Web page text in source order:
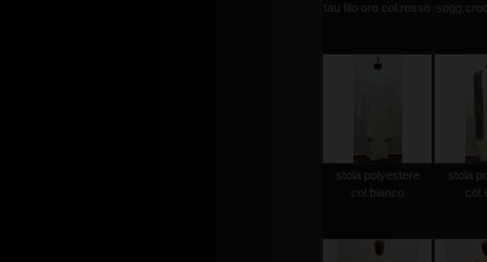
tau filo oro col.rosso
stola polyestere
col.bianco
stola